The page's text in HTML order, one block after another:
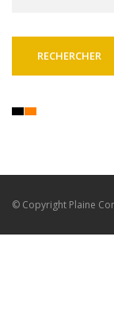
© Copyright Plaine